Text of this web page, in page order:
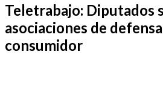
Teletrabajo: Diputados
asociaciones de
consumidor